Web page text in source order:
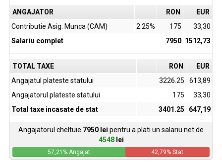
ANGAJATOR RON
EUR
Contributie Asig. Munca (CAM)
2.25% 175
33,30
Salariu complet
7950 1512,73
TOTAL TAXE RON
EUR
Angajatul plateste statului
3226.25
613,89
Angajatorul plateste statului
175
33,30
Total taxe incasate de stat
3401.25 647,19
Angajatorul cheltuie 7950 lei pentru a plati un salariu net de
4548 lei
57,21 % Angajat 42,79% Stat